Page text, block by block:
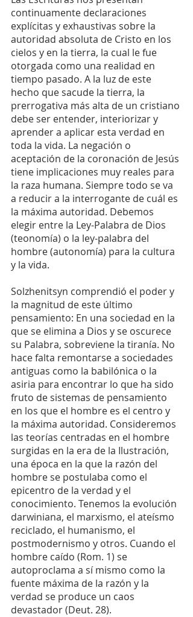
continuamente declaraciones
explícitas y exhaustivas sobre la
autoridad absoluta de Cristo en los
cielos y en la tierra, la cual le fue
otorgada como una realidad en
tiempo pasado. A la luz de este
hecho que sacude la tierra, la
prerrogativa más alta de un cristiano
debe ser entender, interiorizar y
aprender a aplicar esta verdad en
toda la vida. La negación o
aceptación de la coronación de Jesús
tiene implicaciones muy reales para
la raza humana. Siempre todo se va
a reducir a la interrogante de cuál es
la máxima autoridad. Debemos
elegir entre la Ley-Palabra de Dios
(teonomía) o la ley-palabra del
hombre (autonomía) para la cultura
y la vida.
Solzhenitsyn comprendió el poder y
la magnitud de este último
pensamiento: En una sociedad en la
que se elimina a Dios y se oscurece
su Palabra, sobreviene la tiranía. No
hace falta remontarse a sociedades
antiguas como la babilónica o la
asiria para encontrar lo que ha sido
fruto de sistemas de pensamiento
en los que el hombre es el centro y
la máxima autoridad. Consideremos
las teorías centradas en el hombre
surgidas en la era de la Ilustración,
una época en la que la razón del
hombre se postulaba como el
epicentro de la verdad y el
conocimiento. Tenemos la evolución
darwiniana, el marxismo, el ateísmo
reciclado, el humanismo, el
postmodernismo y otros. Cuando el
hombre caído (Rom. 1) se
autoproclama a sí mismo como la
fuente máxima de la razón y la
verdad se produce un caos
devastador (Deut. 28).